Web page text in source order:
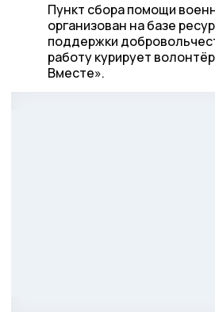
Пункт сбора помощи
организован на базе
поддержки
работу курирует
Вместе».